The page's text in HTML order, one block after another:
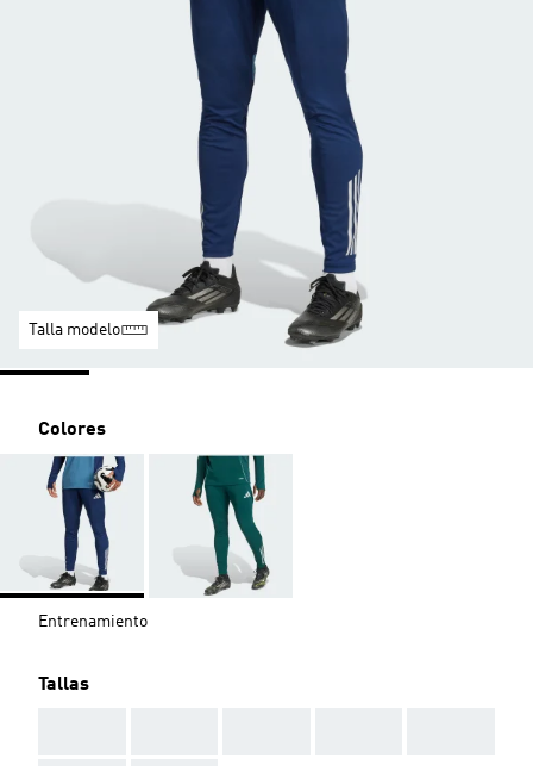
Talla modelo
Colores
Entrenamiento
Tallas